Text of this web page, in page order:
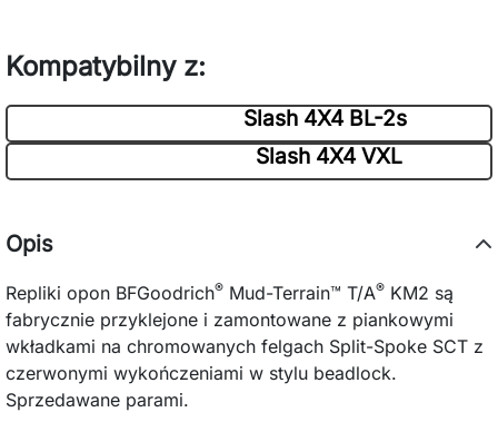
Kompatybilny z:
Slash 4X4 BL-2s
Slash 4X4 VXL
Opis
Repliki opon BFGoodrich® Mud-Terrain™ T/A® KM2 są
fabrycznie przyklejone i zamontowane z piankowymi
wkładkami na chromowanych felgach Split-Spoke SCT z
czerwonymi wykończeniami w stylu beadlock.
Sprzedawane parami.